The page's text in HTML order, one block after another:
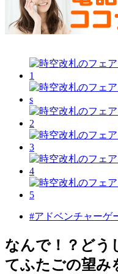
#アドベンチャーゲ
なんで！？ど
てふたごの望み